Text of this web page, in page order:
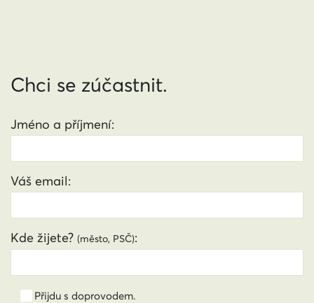
Chci se zúčastnit.
Jméno a příjmení:
Váš email:
Kde žijete? (město, PSČ):
Přijdu s doprovodem.